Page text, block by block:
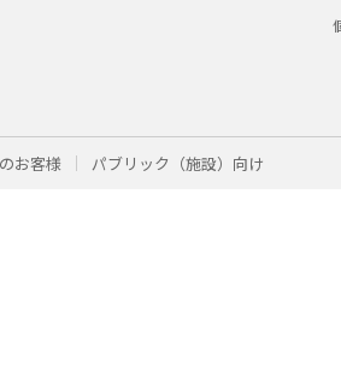
お客様 パブリック（施設）向け